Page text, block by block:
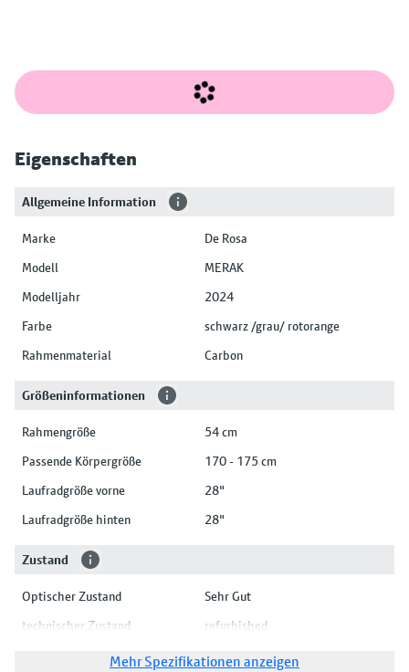
Eigenschaften
Allgemeine Information
Marke
De Rosa
Modell
MERAK
Modelljahr
2024
Farbe
schwarz /grau/ rotorange
Rahmenmaterial
Carbon
Größeninformationen
Rahmengröße
54 cm
Passende Körpergröße
170 - 175 cm
Laufradgröße vorne
28"
Laufradgröße hinten
28"
Zustand
Optischer Zustand
Sehr Gut
technischer Zustand
refurbished
Mehr Spezifikationen anzeigen